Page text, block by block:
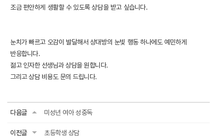
조금 편안하게 생활할 수 있도록 상담을 받고 싶습니다.
눈치가 빠르고 오감이 발달해서 상대방의 눈빛 행동 하나에도 예민하게
반응합니다.
젊고 인자한 선생님과 상담을 원합니다.
그리고 상담 비용도 문의 드립니다.
다음글 미성년 여아 성중독
이전글 초등학생 상담